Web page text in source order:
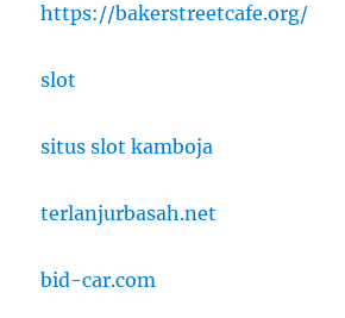
https://bakerstreetcafe.org/
slot
situs slot kamboja
terlanjurbasah.net
bid-car.com